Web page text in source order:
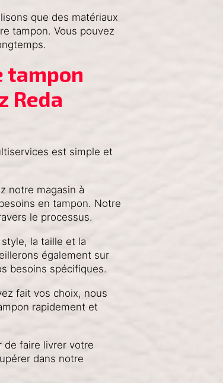
que des matériaux
tampon. Vous pouvez
tampon
Reda
est simple et
notre magasin à
en tampon. Notre
le processus.
la taille et la
également sur
besoins spécifiques.
fait vos choix, nous
rapidement et
de faire livrer votre
dans notre